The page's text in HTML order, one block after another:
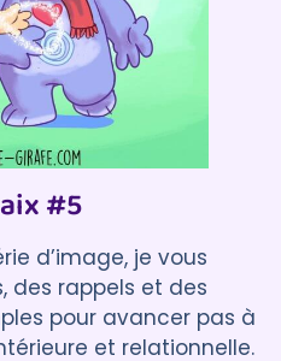
#5
d’image, je vous
des rappels et des
pour avancer pas à
et relationnelle.